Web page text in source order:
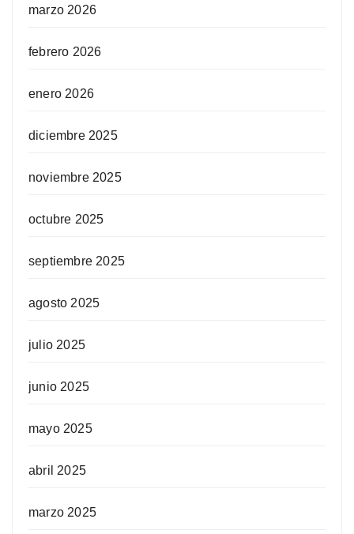
marzo 2026
febrero 2026
enero 2026
diciembre 2025
noviembre 2025
octubre 2025
septiembre 2025
agosto 2025
julio 2025
junio 2025
mayo 2025
abril 2025
marzo 2025